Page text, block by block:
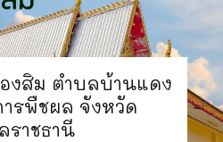
งสิม ตำบลบ้านแดง
ารพืชผล จังหวัด
ราชธานี